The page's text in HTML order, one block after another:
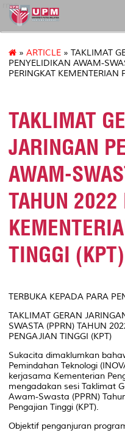
rmc
» ARTICLE » TAKLIMAT
PENYELIDIKAN AWAM-
PERINGKAT KEMENTERIAN
TAKLIMAT
JARINGAN
AWAM-
TAHUN 2022
TINGGI (KPT)
TERBUKA KEPADA PARA
TAKLIMAT GERAN
SWASTA (PPRN) TAHUN
PENGAJIAN TINGGI (KPT)
Sukacita dimaklumkan
Pemindahan Teknologi
kerjasama Kementerian
mengadakan sesi Taklimat
Awam-Swasta (PPRN)
Pengajian Tinggi (KPT).
Objektif penganjuran